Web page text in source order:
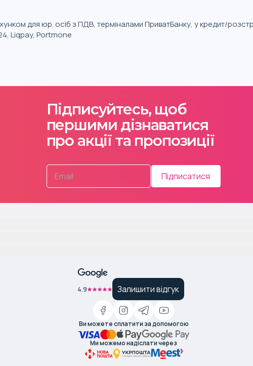
для юр. осіб з ПДВ, терміналами ПриватБанку, у кредит/
Liqpay, Portmone
Підписуйтесь, щоб
першими дізнаватися
про акції та пропозиції
Підписатися
4.9 Залишити відгук
Ви можете сплатити за допомогою
Ми можемо надіслати через